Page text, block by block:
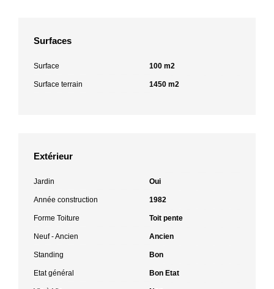
Surfaces
Surface 100 m2
Surface terrain 1450 m2
Extérieur
Jardin Oui
Année construction 1982
Forme Toiture Toit pente
Neuf - Ancien Ancien
Standing Bon
Etat général Bon Etat